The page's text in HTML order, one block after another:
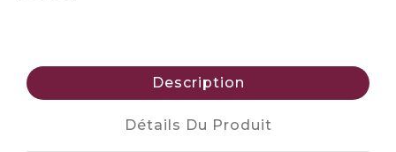
Description
Détails Du Produit